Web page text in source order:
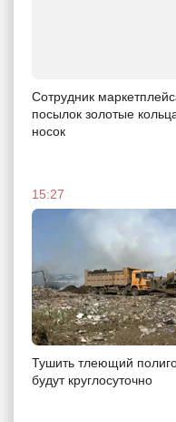
Сотрудник
посылок золотые
носок
15:27
Тушить тлеющий
будут круглосуточно